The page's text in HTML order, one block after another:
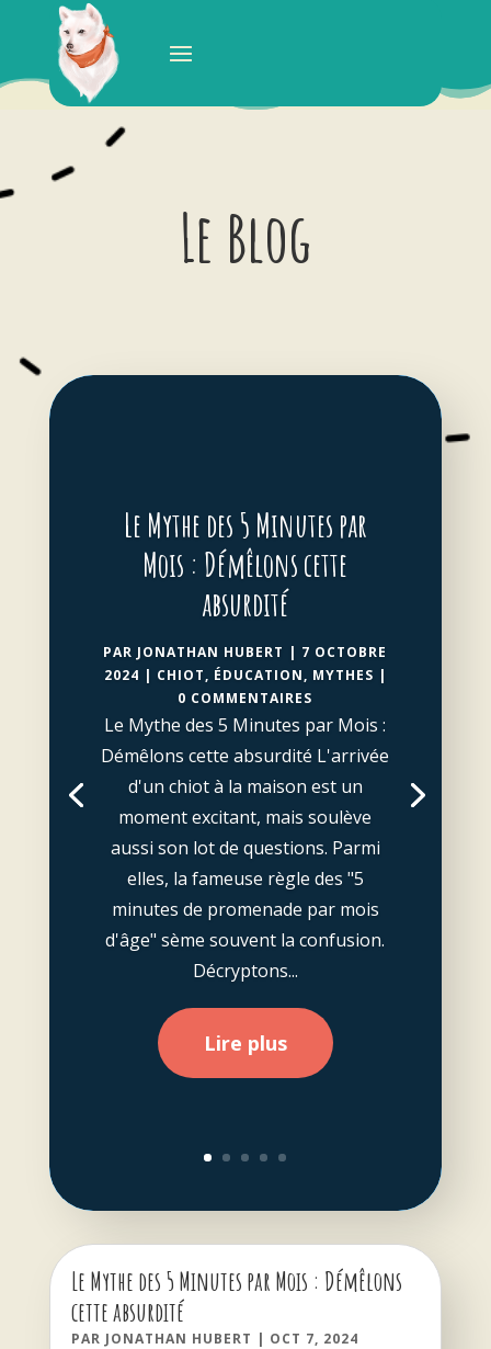
Le Blog
Le Mythe des 5 Minutes par
Mois : Démêlons cette
absurdité
PAR JONATHAN HUBERT | 7 OCTOBRE
2024 | CHIOT, ÉDUCATION, MYTHES |
0 COMMENTAIRES
Le Mythe des 5 Minutes par Mois :
Démêlons cette absurdité L'arrivée
d'un chiot à la maison est un
moment excitant, mais soulève
aussi son lot de questions. Parmi
elles, la fameuse règle des "5
minutes de promenade par mois
d'âge" sème souvent la confusion.
Décryptons...
Lire plus
Le Mythe des 5 Minutes par Mois : Démêlons
cette absurdité
PAR JONATHAN HUBERT | OCT 7, 2024